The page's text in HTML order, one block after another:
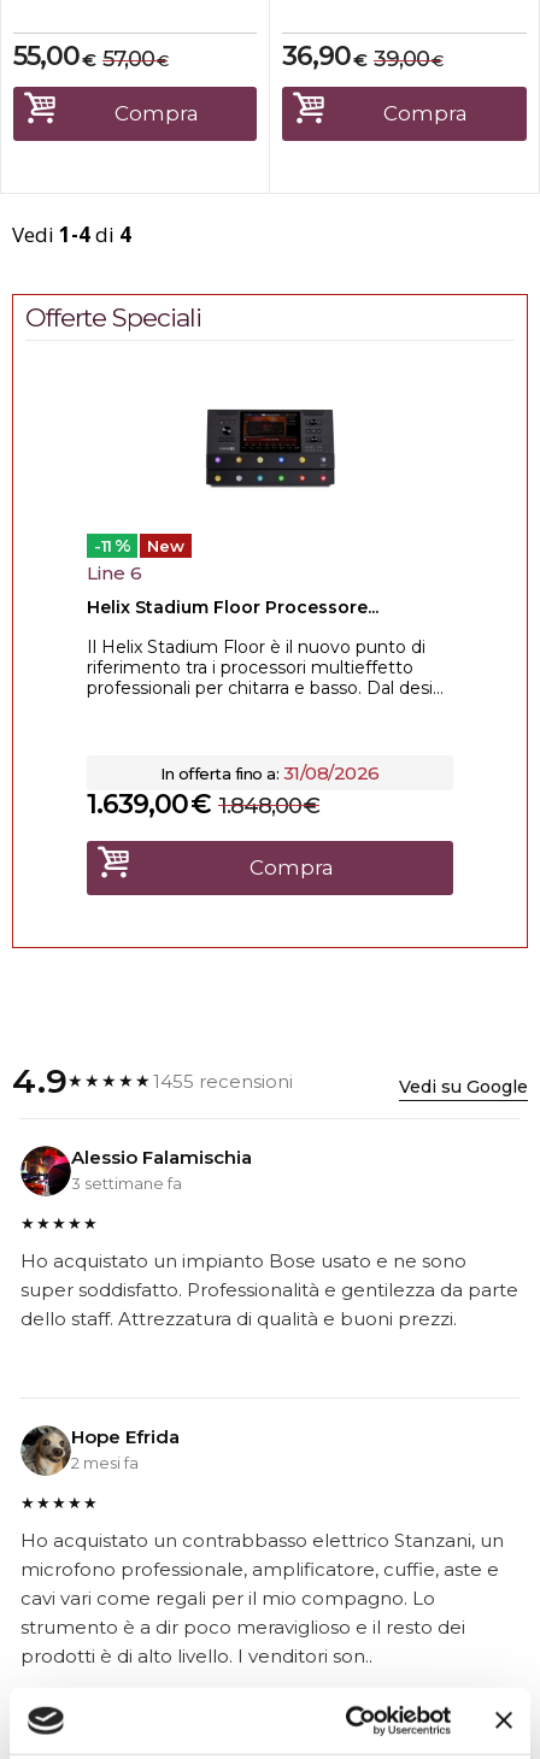
1/2 "
€
55,00 €
57,00
Compra
€
36,90 €
39,00
Compra
Vedi 1-4di 4
Offerte Speciali
-11 % New
Line 6
Helix Stadium Floor Processore...
Il Helix Stadium Floor è il nuovo punto di
riferimento tra i processori multieffetto
professionali per chitarra e basso. Dal desi...
In offerta fino a: 31/08/2026
€
1.639,00 €
1.848,00
Compra
4.9★★★★★1455 recensioni Vedi su Google
Alessio Falamischia
3 settimane fa
★★★★★
Ho acquistato un impianto Bose usato e ne sono
super soddisfatto. Professionalità e gentilezza da parte
dello staff. Attrezzatura di qualità e buoni prezzi.
Hope Efrida
2 mesi fa
★★★★★
Ho acquistato un contrabbasso elettrico Stanzani, un
microfono professionale, amplificatore, cuffie, aste e
cavi vari come regali per il mio compagno. Lo
strumento è a dir poco meraviglioso e il resto dei
prodotti è di alto livello. I venditori son..